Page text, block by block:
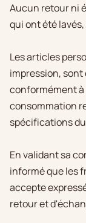
Aucun retour ni
qui ont été
Les articles
impression,
conformément à
consommation
spécifications
En validant sa
informé que les
accepte
retour et